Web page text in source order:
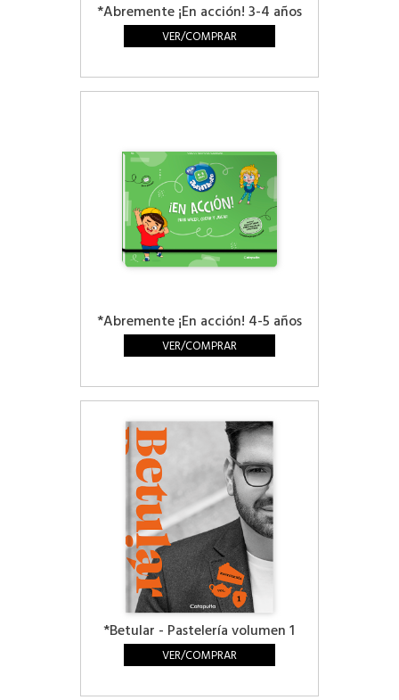
*Abremente ¡En acción! 3-4 años
VER/COMPRAR
*Abremente ¡En acción! 4-5 años
VER/COMPRAR
*Betular - Pastelería volumen 1
VER/COMPRAR